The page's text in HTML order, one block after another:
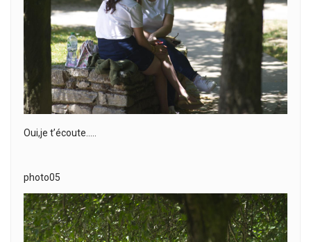
Oui,je t’écoute…..
photo05